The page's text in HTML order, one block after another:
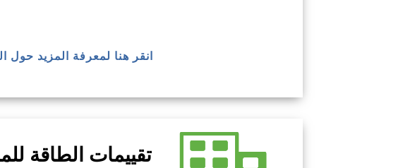
انقر هنا لمعرفة المزيد حول
تقييمات الطاقة